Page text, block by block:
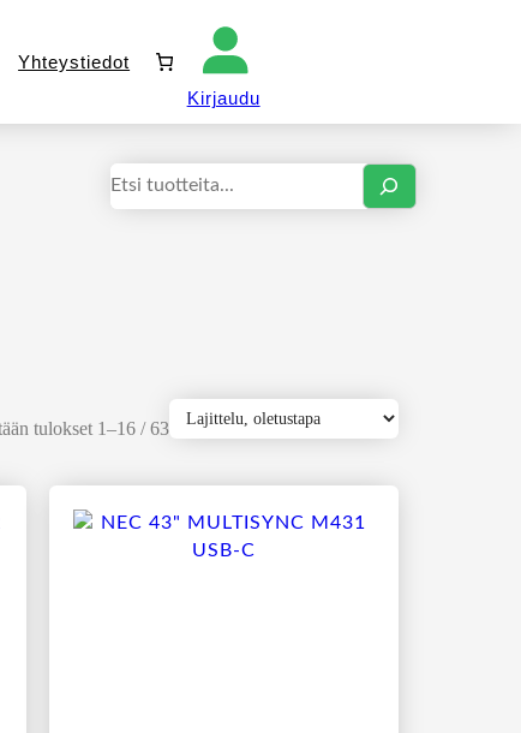
Yhteystiedot
Kirjaudu
Haku
tulokset 1–16 / 63